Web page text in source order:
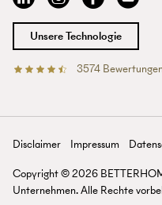
Standorte
Presse
Immobilienmakler/-in werden
Chur
Lausanne
Luzern
St. Gallen
Zürichsee
Unsere Technologie
3574
Disclaimer Impressum
Copyright ©2026
Unternehmen. Alle Rechte